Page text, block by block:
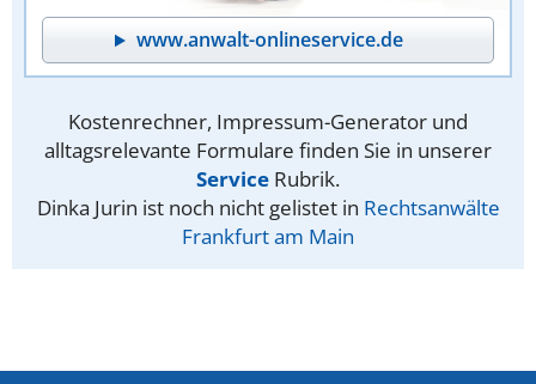
www.anwalt-onlineservice.de
Kostenrechner, Impressum-Generator und
alltagsrelevante Formulare finden Sie in unserer
Service Rubrik.
Dinka Jurin ist noch nicht gelistet in Rechtsanwälte
Frankfurt am Main